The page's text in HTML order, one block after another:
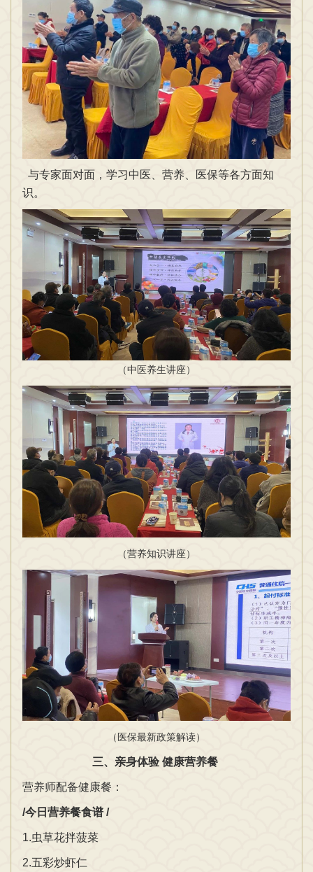
与专家面对面，学习中医、营养、医保等各方面知
识。
（中医养生讲座）
（营养知识讲座）
（医保最新政策解读）
三、亲身体验 健康营养餐
营养师配备健康餐：
/今日营养餐食谱 /
1.虫草花拌菠菜
2.五彩炒虾仁